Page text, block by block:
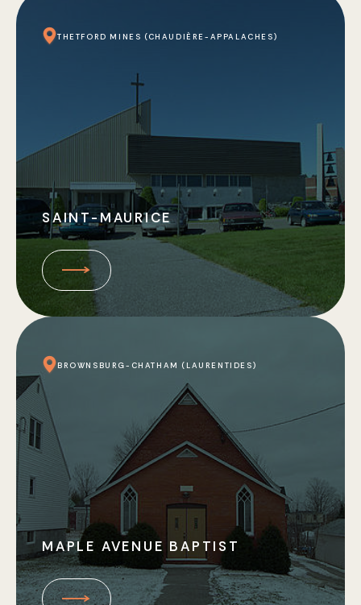
THETFORD MINES (CHAUDIÈRE-APPALACHES)
SAINT-MAURICE
BROWNSBURG-CHATHAM (LAURENTIDES)
MAPLE AVENUE BAPTIST